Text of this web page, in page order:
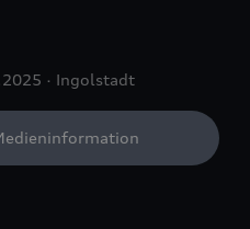
Ingolstadt